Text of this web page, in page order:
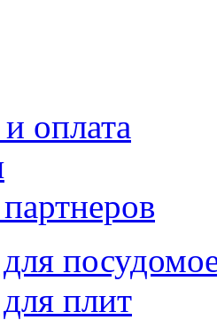
оплата
для
плит